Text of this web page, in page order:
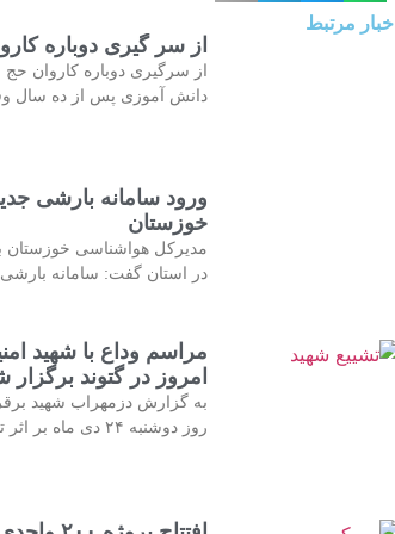
اخبار مرتبط
از سر گیری دوباره
از سرگیری دوباره کاروان
دانش آموزی پس از ده سال
ورود سامانه بارشی
خوزستان
مدیرکل هواشناسی خوزستان
در استان گفت: سامانه
مراسم وداع با شهید
امروز در گتوند برگزار
به گزارش دزمهراب شهید
روز دوشنبه ۲۴ دی ماه بر اثر تیراندازی افراد ناشناس